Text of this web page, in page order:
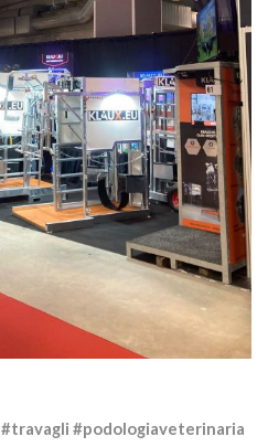
#travagli #podologiaveterinaria